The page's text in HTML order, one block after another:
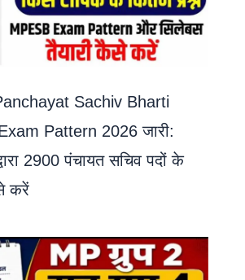
Sachiv Bharti
Pattern 2026 जारी:
2900 पंचायत सचिव पदों के
करें